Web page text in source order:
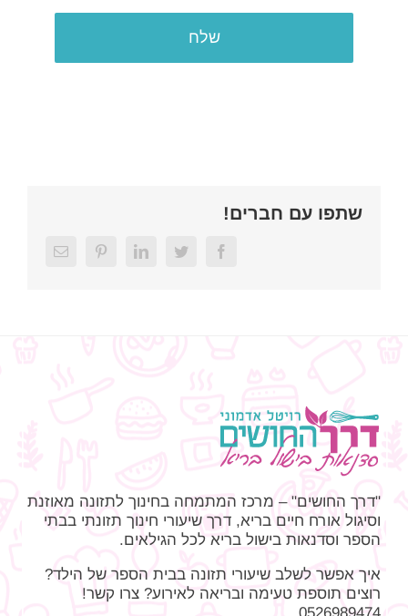
שתפו עם חברים!
Facebook
Twitter
LinkedIn
Pinterest
Email
"דרך החושים" – מרכז המתמחה בחינוך לתזונה מאוזנת
וסיגול אורח חיים בריא, דרך שיעורי חינוך תזונתי בבתי
הספר וסדנאות בישול בריא לכל הגילאים.
איך אפשר לשלב שיעורי תזונה בבית הספר של הילד?
רוצים תוספת טעימה ובריאה לאירוע? צרו קשר!